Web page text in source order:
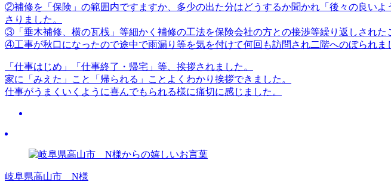
②補修を「保険」の範囲内ですますか、多少の出た分はどうするか聞かれ「後々の良い
さりました。
③「垂木補修、横の瓦桟」等細かく補修の工法を保険会社の方との接渉等繰り返しされた
④工事が秋口になったので途中で雨漏り等を気を付けて何回も訪問され二階へのぼられま
「仕事はじめ」「仕事終了・帰宅」等、挨拶されました。
家に「みえた」こと「帰られる」ことよくわかり挨拶できました。
仕事がうまくいくように喜んでもられる様に痛切に感じました。
岐阜県高山市 N様